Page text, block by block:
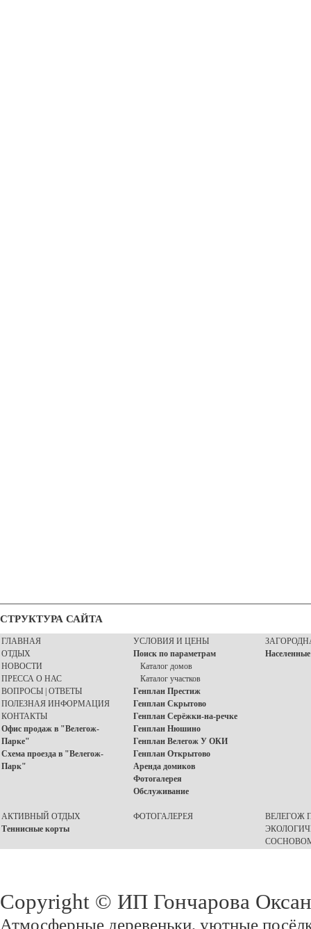
СТРУКТУРА САЙТА
ГЛАВНАЯ
ОТДЫХ
НОВОСТИ
ПРЕССА О НАС
ВОПРОСЫ | ОТВЕТЫ
ПОЛЕЗНАЯ ИНФОРМАЦИЯ
КОНТАКТЫ
Офис продаж в "Велегож-
Парке"
Схема проезда в "Велегож-
Парк"
УСЛОВИЯ И ЦЕНЫ
Поиск по параметрам
Каталог домов
Каталог участков
Генплан Престиж
Генплан Скрытово
Генплан Серёжки-на-речке
Генплан Нюшино
Генплан Велегож У ОКИ
Генплан Открытово
Аренда домиков
Фотогалерея
Обслуживание
АКТИВНЫЙ ОТДЫХ
Теннисные корты
ФОТОГАЛЕРЕЯ
ВЕЛЕГОЖ
Copyright © ИП Гончарова
Атмосферные деревеньки, уютные